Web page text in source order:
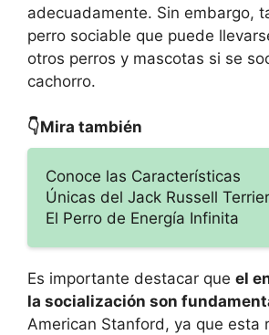
adecuadamente. Sin embargo,
perro sociable que puede
otros perros y mascotas si se
cachorro.
👇Mira también
Conoce las Características
Únicas del Jack Russell
El Perro de Energía Infinita
Es importante destacar que el
la socialización son
American Stanford, ya que esta